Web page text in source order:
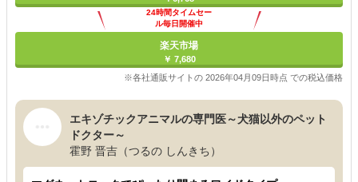
24時間タイムセー
ル毎日開催中
楽天市場
￥ 7,680
※各社通販サイトの 2026年04月09日時点 での税込価格
エキゾチックアニマルの専門医～犬猫以外のペット
ドクター～
霍野 晋吉（つるの しんきち）